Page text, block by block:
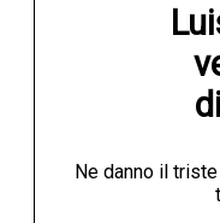
Ne danno il